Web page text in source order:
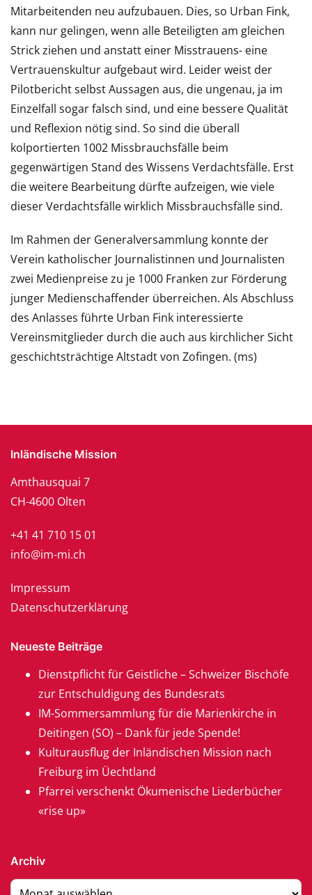
Mitarbeitenden neu aufzubauen. Dies, so Urban Fink,
kann nur gelingen, wenn alle Beteiligten am gleichen
Strick ziehen und anstatt einer Misstrauens- eine
Vertrauenskultur aufgebaut wird. Leider weist der
Pilotbericht selbst Aussagen aus, die ungenau, ja im
Einzelfall sogar falsch sind, und eine bessere Qualität
und Reflexion nötig sind. So sind die überall
kolportierten 1002 Missbrauchsfälle beim
gegenwärtigen Stand des Wissens Verdachtsfälle. Erst
die weitere Bearbeitung dürfte aufzeigen, wie viele
dieser Verdachtsfälle wirklich Missbrauchsfälle sind.
Im Rahmen der Generalversammlung konnte der
Verein katholischer Journalistinnen und Journalisten
zwei Medienpreise zu je 1000 Franken zur Förderung
junger Medienschaffender überreichen. Als Abschluss
des Anlasses führte Urban Fink interessierte
Vereinsmitglieder durch die auch aus kirchlicher Sicht
geschichtsträchtige Altstadt von Zofingen. (ms)
Inländische Mission
Amthausquai 7
CH-4600 Olten
+41 41 710 15 01
info@im-mi.ch
Impressum
Datenschutzerklärung
Neueste Beiträge
Dienstpflicht für Geistliche – Schweizer Bischöfe
zur Entschuldigung des Bundesrats
IM-Sommersammlung für die Marienkirche in
Deitingen (SO) – Dank für jede Spende!
Kulturausflug der Inländischen Mission nach
Freiburg im Üechtland
Pfarrei verschenkt Ökumenische Liederbücher
«rise up»
Archiv
Archiv